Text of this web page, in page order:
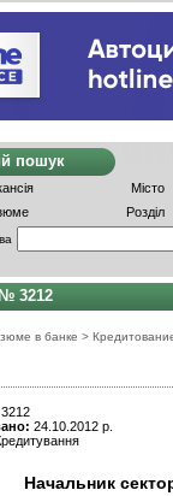
Місто
Розділ
3212
в банке >
3212
24.10.2012 р.
Начальник